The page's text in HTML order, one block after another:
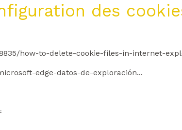
des
how-to-delete-cookie-files-in-internet-
edge-datos-de-exploración...